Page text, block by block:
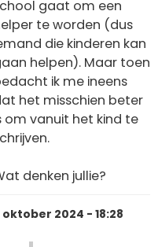
gaat om een
te worden (dus
die kinderen kan
helpen). Maar toen
ik me ineens
het misschien beter
om vanuit het kind te
denken jullie?
oktober 2024 - 18:28